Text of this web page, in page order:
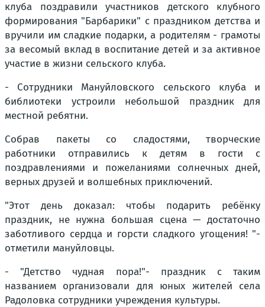
клуба поздравили участников детского клубного
формирования "Барбарики" с праздником детства и
вручили им сладкие подарки, а родителям - грамоты
за весомый вклад в воспитание детей и за активное
участие в жизни сельского клуба.
- Сотрудники Мануйловского сельского клуба и
библиотеки устроили небольшой праздник для
местной ребятни.
Собрав пакеты со сладостями, творческие
работники отправились к детям в гости с
поздравлениями и пожеланиями солнечных дней,
верных друзей и волшебных приключений.
"Этот день доказал: чтобы подарить ребёнку
праздник, не нужна большая сцена — достаточно
заботливого сердца и горсти сладкого угощения! "-
отметили мануйловцы.
- "Детство чудная пора!"- праздник с таким
названием организовали для юных жителей села
Радоловка сотрудники учреждения культуры.